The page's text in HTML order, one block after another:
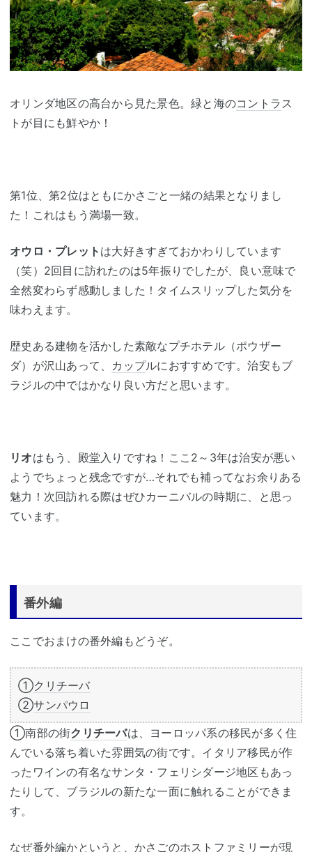
オリンダ地区の高台から見た景色。緑と海のコントラ ス
トが目にも鮮やか！
第1位、第2位はともにかさごと一緒の結果となりまし
た！これはもう満場一致。
オウロ・プレット は大好きすぎておかわりしています
（笑）2回目に訪れたのは5年振りでしたが、良い意味で
全然変わらず感動しました！タイムスリップした気分を
味わえます。
歴史ある建物を活かした素敵なプチホテル（ポウザー
ダ）が沢山あって、 カップルにおすすめです。治安もブ
ラジルの中ではかなり良い方だと思います。
リオはもう、殿堂入りですね！ここ2～3年は治安が悪い
ようでちょっと残念ですが…それでも補ってなお余りある
魅力！次回訪れる際はぜひカーニバルの時期に、と思っ
ています。
番外編
ここでおまけの番外編もどうぞ。
①クリチーバ
②サンパウロ
①南部の街クリチーバは、ヨーロッパ系の移民が多く住
んでいる落ち着いた雰囲気の街です。イタリア移民が作
ったワインの有名なサンタ・フェリシダージ地区もあっ
たりして、ブラジルの新たな一面に触れることができま
す。
なぜ番外編かというと、かさごのホストファミリーが現